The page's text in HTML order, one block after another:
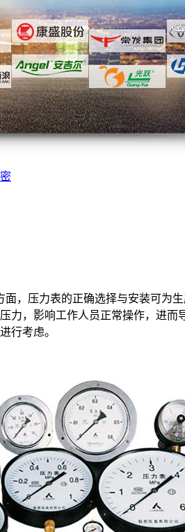
，压力表的正确选择与安装可为
力，影响工作人员正常操作，进
行考虑。